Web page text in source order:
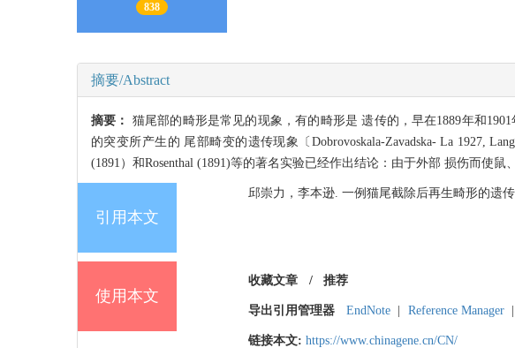
838
摘要/Abstract
摘要： 猫尾部的畸形是常见的现象，有的畸形是 遗传的，早在1889年和
的突变所产生的 尾部畸变的遗传现象〔Dobrovoskala-Zavadska- La 1927,
(1891）和Rosenthal (1891)等的著名实验已经作出结论：由于外部 损伤而使
引用本文
邱崇力，李本逊. 一例猫尾截除后再生畸形的遗传
使用本文
收藏文章 / 推荐
导出引用管理器 EndNote Reference Manager
链接本文: https://www.chinagene.cn/CN/